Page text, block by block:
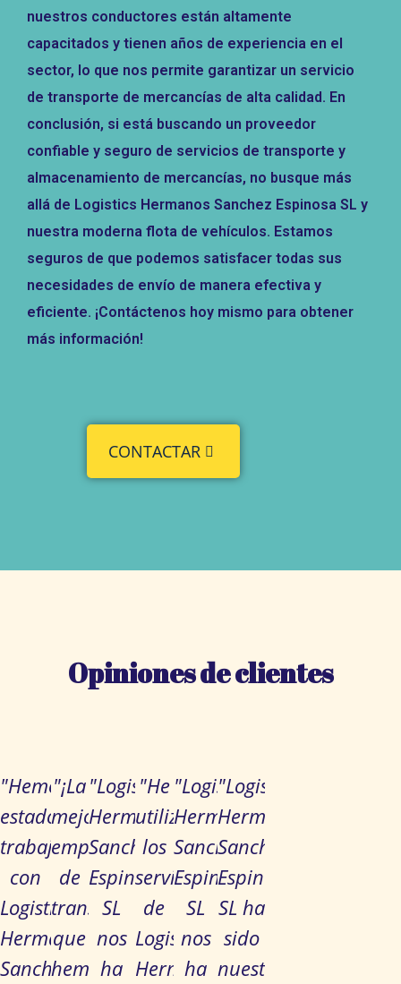
nuestros conductores están altamente
capacitados y tienen años de experiencia en el
sector, lo que nos permite garantizar un servicio
de transporte de mercancías de alta calidad. En
conclusión, si está buscando un proveedor
confiable y seguro de servicios de transporte y
almacenamiento de mercancías, no busque más
allá de Logistics Hermanos Sanchez Espinosa SL y
nuestra moderna flota de vehículos. Estamos
seguros de que podemos satisfacer todas sus
necesidades de envío de manera efectiva y
eficiente. ¡Contáctenos hoy mismo para obtener
más información!
CONTACTAR
Opiniones de clientes
"Hemos
estado
trabajando
con
Logistic
Hermanos
Sanchez
"¡La
mejor
empresa
de
transporte
que
hemos
"Logistic
Hermanos
Sanchez
Espinosa
SL
nos
ha
"He
utilizado
los
servicios
de
Logistics
Hermanos
"Logistic
Hermanos
Sanchez
Espinosa
SL
nos
ha
"Logistic
Hermanos
Sanchez
Espinosa
SL ha
sido
nuestro